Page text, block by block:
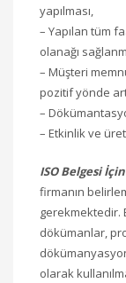
yapılması,
– Yapılan tüm
olanağı
– Müşteri
pozitif yönde
–
– Etkinlik ve
ISO Belgesi
firmanın
gerekmektedir.
dökümanlar,
olarak